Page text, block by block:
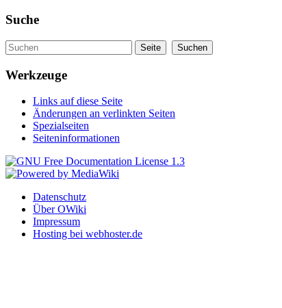
Suche
Werkzeuge
Links auf diese Seite
Änderungen an verlinkten Seiten
Spezialseiten
Seiteninformationen
Datenschutz
Über OWiki
Impressum
Hosting bei webhoster.de